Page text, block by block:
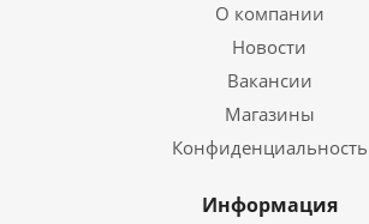
О компании
Новости
Вакансии
Магазины
Конфиденциальность
Информация